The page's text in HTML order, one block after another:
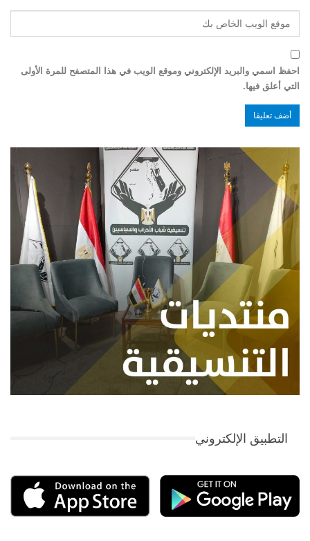
احفظ اسمي والبريد الإلكتروني وموقع الويب في هذا المتصفح للمرة الأولى
التي أعلق فيها.
التطبيق الإلكتروني